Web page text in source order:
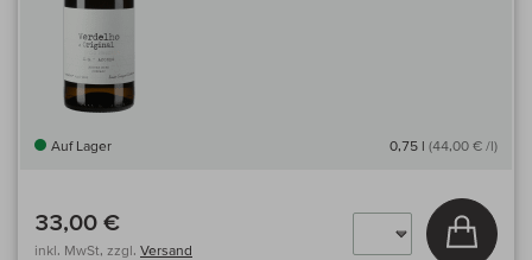
Auf Lager 0,75 l (44,00 € /l)
33,00 €
inkl. MwSt, zzgl. Versand
In